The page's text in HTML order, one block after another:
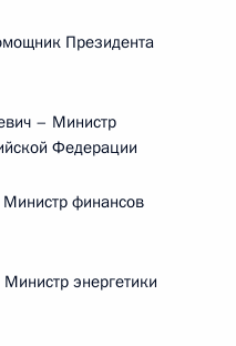
Президента
– Министр
Федерации
финансов
энергетики